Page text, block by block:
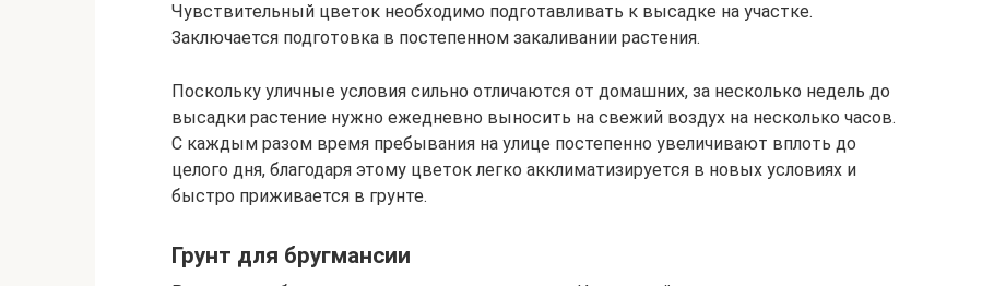
Чувствительный цветок необходимо подготавливать к высадке на участке.
Заключается подготовка в постепенном закаливании растения.
Поскольку уличные условия сильно отличаются от домашних, за несколько недель до
высадки растение нужно ежедневно выносить на свежий воздух на несколько часов.
С каждым разом время пребывания на улице постепенно увеличивают вплоть до
целого дня, благодаря этому цветок легко акклиматизируется в новых условиях и
быстро приживается в грунте.
Грунт для бругмансии